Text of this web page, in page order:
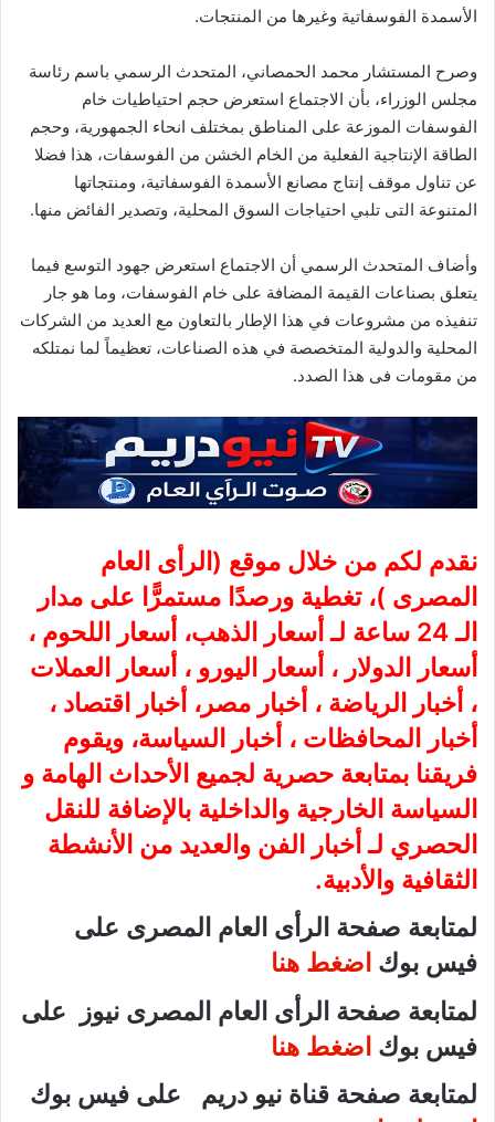
الأسمدة الفوسفاتية وغيرها من المنتجات.
وصرح المستشار محمد الحمصاني، المتحدث الرسمي باسم رئاسة
مجلس الوزراء، بأن الاجتماع استعرض حجم احتياطيات خام
الفوسفات الموزعة على المناطق بمختلف انحاء الجمهورية، وحجم
الطاقة الإنتاجية الفعلية من الخام الخشن من الفوسفات، هذا فضلا
عن تناول موقف إنتاج مصانع الأسمدة الفوسفاتية، ومنتجاتها
المتنوعة التى تلبي احتياجات السوق المحلية، وتصدير الفائض منها.
وأضاف المتحدث الرسمي أن الاجتماع استعرض جهود التوسع فيما
يتعلق بصناعات القيمة المضافة على خام الفوسفات، وما هو جار
تنفيذه من مشروعات في هذا الإطار بالتعاون مع العديد من الشركات
المحلية والدولية المتخصصة في هذه الصناعات، تعظيماً لما نمتلكه
من مقومات فى هذا الصدد.
نقدم لكم من خلال موقع ( الرأى العام
المصرى )، تغطية ورصدًا مستمرًّا على مدار
الـ 24 ساعة لـ أسعار الذهب، أسعار اللحوم ،
أسعار الدولار ، أسعار اليورو ، أسعار العملات
، أخبار الرياضة ، أخبار مصر، أخبار اقتصاد ،
أخبار المحافظات ، أخبار السياسة، ويقوم
فريقنا بمتابعة حصرية لجميع الأحداث الهامة و
السياسة الخارجية والداخلية بالإضافة للنقل
الحصري لـ أخبار الفن والعديد من الأنشطة
الثقافية والأدبية.
لمتابعة صفحة الرأى العام المصرى على
فيس بوك اضغط هنا
لمتابعة صفحة الرأى العام المصرى نيوز على
فيس بوك اضغط هنا
لمتابعة صفحة قناة نيو دريم على فيس بوك